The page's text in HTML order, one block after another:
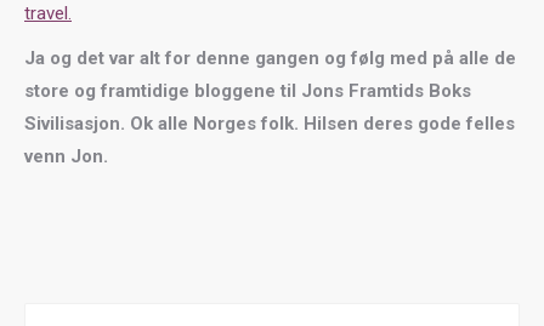
travel.
Ja og det var alt for denne gangen og følg med på alle de
store og framtidige bloggene til Jons Framtids Boks
Sivilisasjon. Ok alle Norges folk. Hilsen deres gode felles
venn Jon.